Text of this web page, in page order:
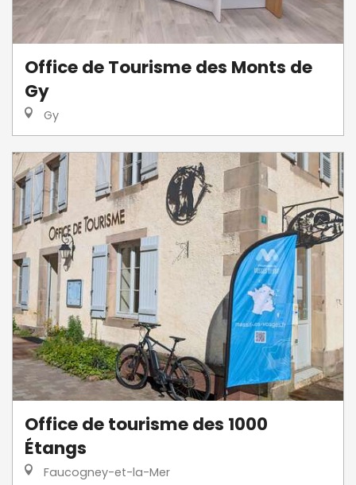
Office de Tourisme des Monts de
Gy
Gy
Office de tourisme des 1000
Étangs
Faucogney-et-la-Mer